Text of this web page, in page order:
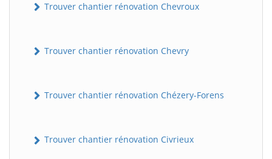
Trouver chantier rénovation Chevroux
Trouver chantier rénovation Chevry
Trouver chantier rénovation Chézery-Forens
Trouver chantier rénovation Civrieux